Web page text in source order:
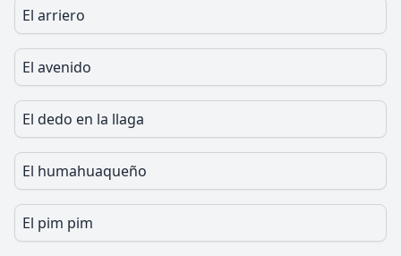
El arriero
El avenido
El dedo en la llaga
El humahuaqueño
El pim pim